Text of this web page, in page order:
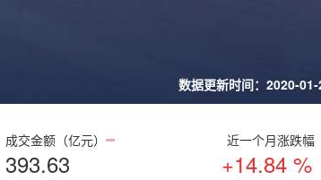
数据更新时间：2020-
成交金额（亿元）
393.63
近一个月涨跌幅
+14.84 %